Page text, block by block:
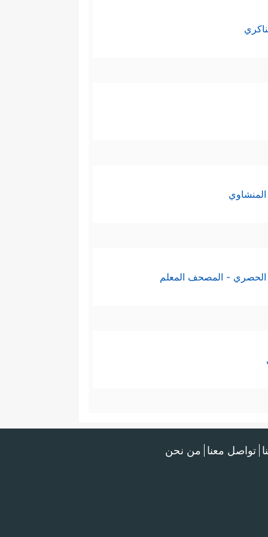
الحصري - المصحف المعلم
تواصل معنا من نحن